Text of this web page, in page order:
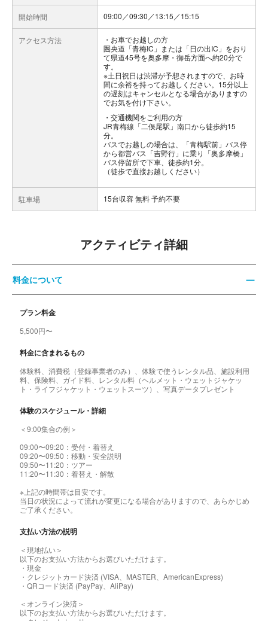
開始時間 09:00／09:30／13:15／15:15
アクセス方法
お車でお越しの方
圏央道「青梅IC」または「日の出IC」をおり
て県道45号を奥多摩・御岳方面へ約20分で
す。
※土日祝日は渋滞が予想されますので、お時
間に余裕を持ってお越しください。15分以上
の遅刻はキャンセルとなる場合がありますの
でお気を付け下さい。
交通機関をご利用の方
JR青梅線「二俣尾駅」南口から徒歩約15
分。
バスでお越しの場合は、「青梅駅前」バス停
から都営バス「吉野行」に乗り「奥多摩橋」
バス停留所で下車、徒歩約1分。
（徒歩で直接お越しください）
駐車場 15台収容 無料 予約不要
アクティビティ詳細
料金について
プラン料金
5,500円〜
料金に含まれるもの
体験料、消費税（登録事業者のみ）、体験で使うレンタル品、施設利用
料、保険料、ガイド料、レンタル料（ヘルメット・ウェットジャケッ
ト・ライフジャケット・ウェットスーツ）、写真データプレゼント
体験のスケジュール・詳細
＜9:00集合の例＞
09:00〜09:20：受付・着替え
09:20〜09:50：移動・安全説明
09:50〜11:20：ツアー
11:20〜11:30：着替え・解散
※上記の時間帯は目安です。
当日の状況によって流れが変更になる場合がありますので、あらかじめ
ご了承ください。
支払い方法の説明
＜現地払い＞
以下のお支払い方法からお選びいただけます。
・現金
・クレジットカード決済 (VISA、MASTER、AmericanExpress)
・QRコード決済 (PayPay、AliPay)
＜オンライン決済＞
以下のお支払い方法からお選びいただけます。